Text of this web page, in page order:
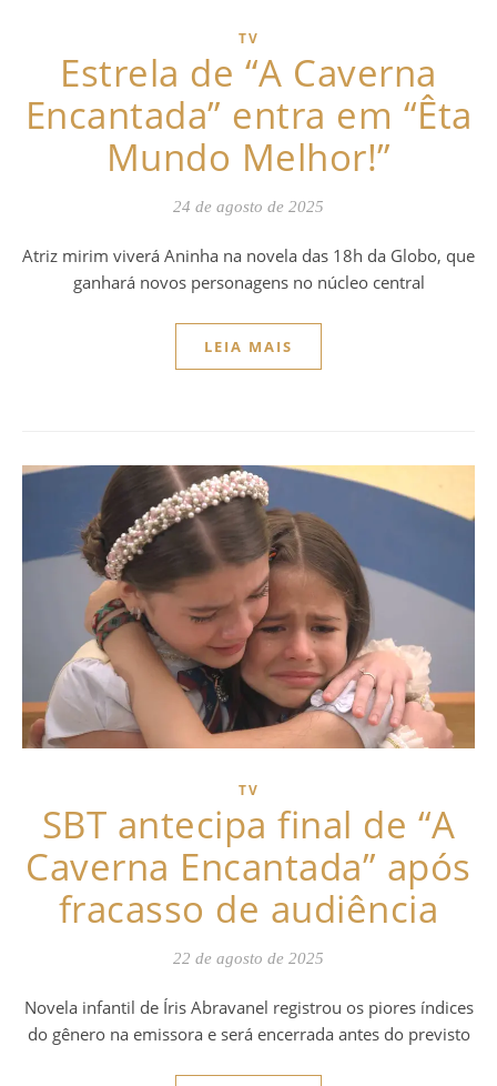
TV
Estrela de “A Caverna
Encantada” entra em “Êta
Mundo Melhor!”
24 de agosto de 2025
Atriz mirim viverá Aninha na novela das 18h da Globo, que
ganhará novos personagens no núcleo central
LEIA MAIS
TV
SBT antecipa final de “A
Caverna Encantada” após
fracasso de audiência
22 de agosto de 2025
Novela infantil de Íris Abravanel registrou os piores índices
do gênero na emissora e será encerrada antes do previsto